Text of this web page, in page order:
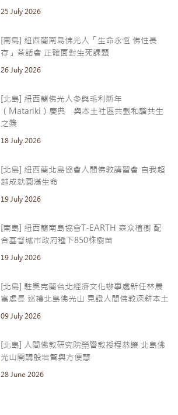
25 July 2026
[南島] 紐西蘭南島佛光人「生命永恆 佛性長
存」茶話會 正確面對生死課題
26 July 2026
[北島] 紐西蘭佛光人參與毛利新年
（Matariki）慶典 與本土社區共劃和諧共生
之槳
18 July 2026
[北島] 紐西蘭北島協會人間佛教講習會 自我超
越成就圓滿生命
19 July 2026
[南島] 紐西蘭南島協會T-EARTH 森众植樹 配
合基督城市政府種下850株樹苗
19 July 2026
[北島] 駐奧克蘭台北經濟文化辦事處新任林晨
富處長 巡禮北島佛光山 見證人間佛教深耕本土
09 July 2026
[北島] 人間佛教研究院榮譽教授程恭讓 北島佛
光山開講般若智與方便慧
28 June 2026